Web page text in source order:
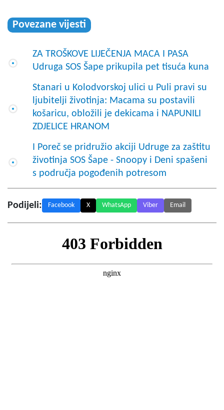
Povezane vijesti
ZA TROŠKOVE LIJEČENJA MACA I PASA
Udruga SOS Šape prikupila pet tisuća kuna
Stanari u Kolodvorskoj ulici u Puli pravi su
ljubitelji životinja: Macama su postavili
košaricu, obložili je dekicama i NAPUNILI
ZDJELICE HRANOM
I Poreč se pridružio akciji Udruge za zaštitu
životinja SOS Šape - Snoopy i Deni spašeni
s područja pogođenih potresom
Podijeli: Facebook X WhatsApp Viber Email